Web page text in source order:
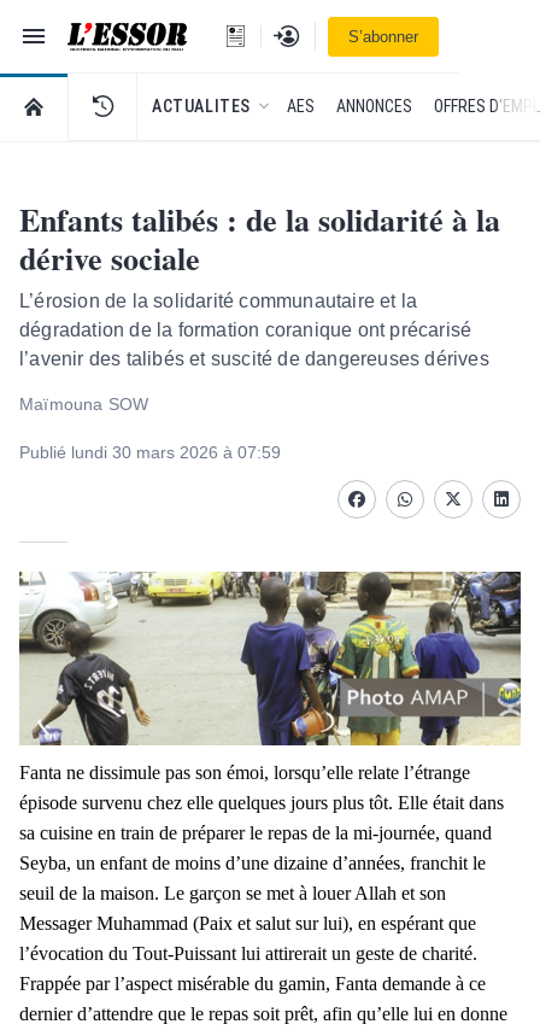
Navigation
L'Essor - retour à la une
Se connecterS’abonner
RETOUR À LA PAGE D’ACCUEIL DE L'ESSOR
ACTUALITES AES ANNONCES OFFRES
Enfants talibés : de la solidarité à la
dérive sociale
L’érosion de la solidarité communautaire et la
dégradation de la formation coranique ont précarisé
l’avenir des talibés et suscité de dangereuses dérives
Maïmouna SOW
Publié lundi 30 mars 2026 à 07:59
FacebookwhatsappTwitter
Fanta ne dissimule pas son émoi, lorsqu’elle relate l’étrange
épisode survenu chez elle quelques jours plus tôt. Elle était dans
sa cuisine en train de préparer le repas de la mi-journée, quand
Seyba, un enfant de moins d’une dizaine d’années, franchit le
seuil de la maison. Le garçon se met à louer Allah et son
Messager Muhammad (Paix et salut sur lui), en espérant que
l’évocation du Tout-Puissant lui attirerait un geste de charité.
Frappée par l’aspect misérable du gamin, Fanta demande à ce
dernier d’attendre que le repas soit prêt, afin qu’elle lui en donne